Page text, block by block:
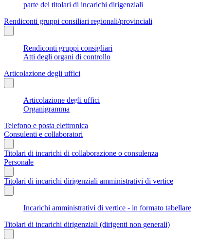
parte dei titolari di incarichi dirigenziali
Rendiconti gruppi consiliari regionali/provinciali
Rendiconti gruppi consigliari
Atti degli organi di controllo
Articolazione degli uffici
Articolazione degli uffici
Organigramma
Telefono e posta elettronica
Consulenti e collaboratori
Titolari di incarichi di collaborazione o consulenza
Personale
Titolari di incarichi dirigenziali amministrativi di vertice
Incarichi amministrativi di vertice - in formato tabellare
Titolari di incarichi dirigenziali (dirigenti non generali)